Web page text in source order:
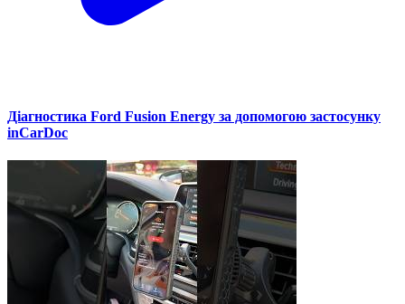
Діагностика Ford Fusion Energy за допомогою застосунку
inCarDoc